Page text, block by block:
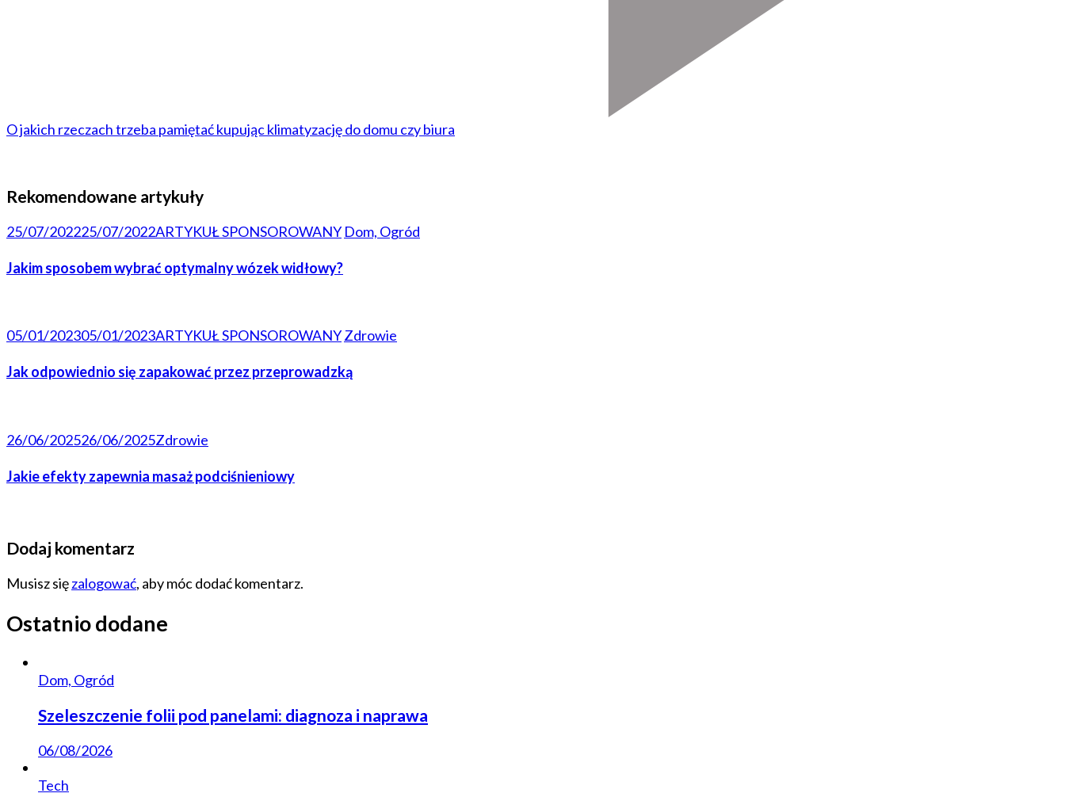
O jakich rzeczach trzeba pamiętać kupując klimatyzację do domu czy biura
Rekomendowane artykuły
25/07/202225/07/2022ARTYKUŁ SPONSOROWANY Dom, Ogród
Jakim sposobem wybrać optymalny wózek widłowy?
05/01/202305/01/2023ARTYKUŁ SPONSOROWANYZdrowie
Jak odpowiednio się zapakować przez przeprowadzką
26/06/202526/06/2025Zdrowie
Jakie efekty zapewnia masaż podciśnieniowy
Dodaj komentarz
Musisz sięzalogować, aby móc dodać komentarz.
Ostatnio dodane
Dom, Ogród
Szeleszczenie folii pod panelami: diagnoza i naprawa
06/08/2026
Tech